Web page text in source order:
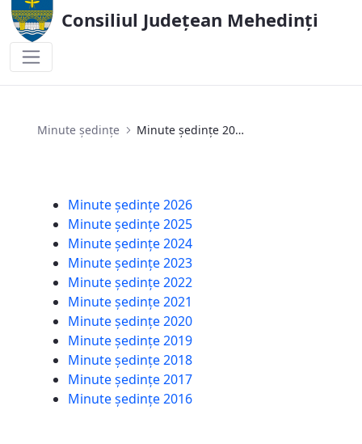
Consiliul Județean Mehedinți
Minute ședințe Minute ședințe 2022
Minute ședințe 2026
Minute ședințe 2025
Minute ședințe 2024
Minute ședințe 2023
Minute ședințe 2022
Minute ședințe 2021
Minute ședințe 2020
Minute ședințe 2019
Minute ședințe 2018
Minute ședințe 2017
Minute ședințe 2016